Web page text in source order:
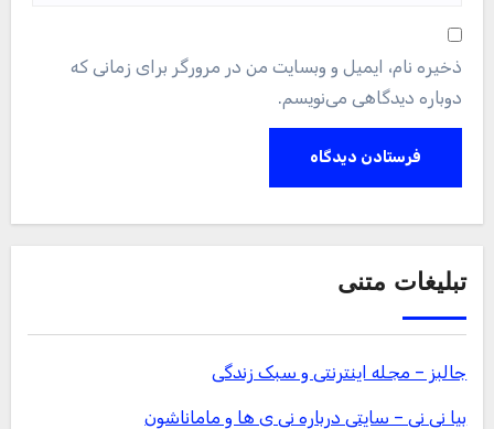
ذخیره نام، ایمیل و وبسایت من در مرورگر برای زمانی که
دوباره دیدگاهی می‌نویسم.
تبلیغات متنی
جالبز – مجله اینترنتی و سبک زندگی
بیا نی نی – سایتی درباره نی ی ها و ماماناشون